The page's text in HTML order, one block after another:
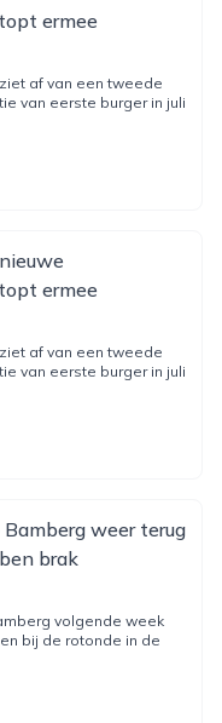
ermee
af van een tweede
van eerste burger in juli
ermee
af van een tweede
van eerste burger in juli
weer terug
brak
volgende week
bij de rotonde in de